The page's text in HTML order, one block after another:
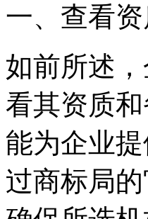
一、查看
如前所述
看其资质
能为企业
过商标局